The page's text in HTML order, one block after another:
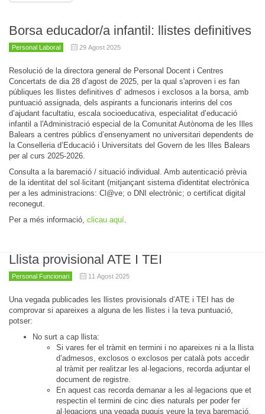
Borsa educador/a infantil: llistes definitives
Personal Laboral 29 Agost 2025
Resolució de la directora general de Personal Docent i Centres
Concertats de dia 28 d’agost de 2025, per la qual s'aproven i es fan
públiques les llistes definitives d’ admesos i exclosos a la borsa, amb
puntuació assignada, dels aspirants a funcionaris interins del cos
d’ajudant facultatiu, escala socioeducativa, especialitat d’educació
infantil a l'Administració especial de la Comunitat Autònoma de les Illes
Balears a centres públics d’ensenyament no universitari dependents de
la Conselleria d’Educació i Universitats del Govern de les Illes Balears
per al curs 2025-2026.
Consulta a la baremació / situació individual. Amb autenticació prèvia
de la identitat del sol·licitant (mitjançant sistema d'identitat electrònica
per a les administracions: Cl@ve; o DNI electrònic; o certificat digital
reconegut.
Per a més informació, clicau aquí.
Llista provisional ATE I TEI
Personal Funcionari 11 Agost 2025
Una vegada publicades les llistes provisionals d’ATE i TEI has de
comprovar si apareixes a alguna de les llistes i la teva puntuació,
potser:
No surt a cap llista:
Si vares fer el tràmit en termini i no apareixes ni a la llista
d’admesos, exclosos o exclosos per català pots accedir
al tràmit per realitzar les al·legacions, recorda adjuntar el
document de registre.
En aquest cas recorda demanar a les al·legacions que et
respectin el termini de cinc dies naturals per poder fer
al·legacions una vegada puguis veure la teva baremació.